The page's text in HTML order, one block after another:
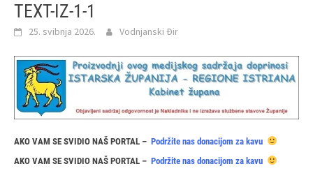
TEXT-IZ-1-1
25. svibnja 2026. Vodnjanski Đir
AKO VAM SE SVIDIO NAŠ PORTAL – Podržite nas donacijom za kavu
AKO VAM SE SVIDIO NAŠ PORTAL – Podržite nas donacijom za kavu